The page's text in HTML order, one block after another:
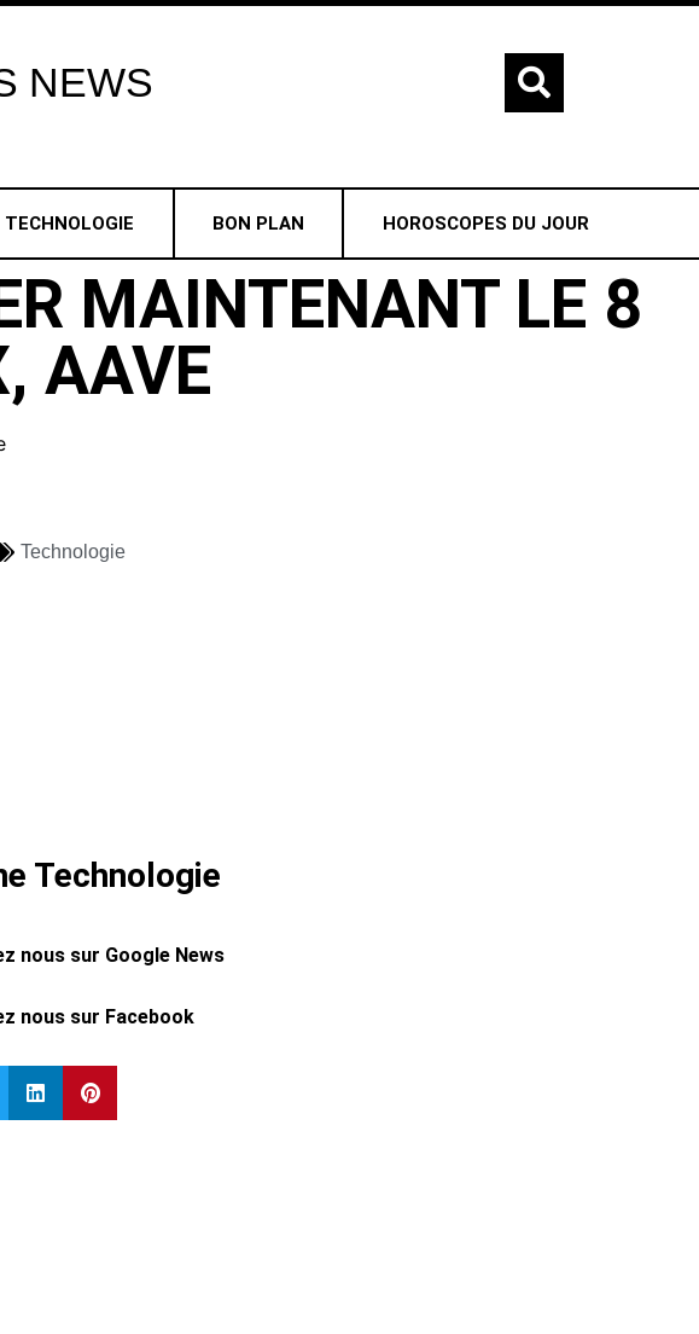
NEWS
TECHNOLOGIE BON PLAN HOROSCOPES DU JOUR
MAINTENANT LE 8
AAVE
Technologie
Technologie
nous sur Google News
nous sur Facebook